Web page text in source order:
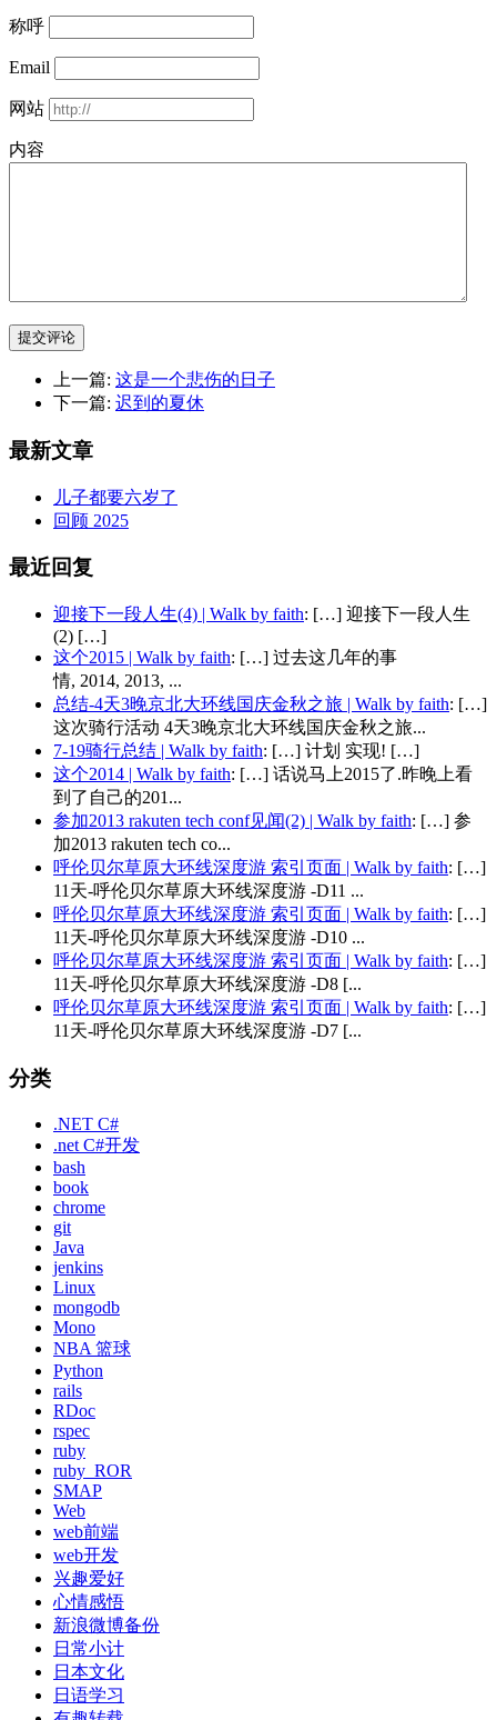
称呼
Email
网站
内容
提交评论
上一篇: 这是一个悲伤的日子
下一篇: 迟到的夏休
最新文章
儿子都要六岁了
回顾 2025
最近回复
迎接下一段人生(4) | Walk by faith: […] 迎接下一段人生
(2) […]
这个2015 | Walk by faith: […] 过去这几年的事
情, 2014, 2013, ...
总结-4天3晚京北大环线国庆金秋之旅 | Walk by faith: […]
这次骑行活动 4天3晚京北大环线国庆金秋之旅...
7-19骑行总结 | Walk by faith: […] 计划 实现! […]
这个2014 | Walk by faith: […] 话说马上2015了.昨晚上看
到了自己的201...
参加2013 rakuten tech conf见闻(2) | Walk by faith: […] 参
加2013 rakuten tech co...
呼伦贝尔草原大环线深度游 索引页面 | Walk by faith: […]
11天-呼伦贝尔草原大环线深度游 -D11 ...
呼伦贝尔草原大环线深度游 索引页面 | Walk by faith: […]
11天-呼伦贝尔草原大环线深度游 -D10 ...
呼伦贝尔草原大环线深度游 索引页面 | Walk by faith: […]
11天-呼伦贝尔草原大环线深度游 -D8 [...
呼伦贝尔草原大环线深度游 索引页面 | Walk by faith: […]
11天-呼伦贝尔草原大环线深度游 -D7 [...
分类
.NET C#
.net C#开发
bash
book
chrome
git
Java
jenkins
Linux
mongodb
Mono
NBA 篮球
Python
rails
RDoc
rspec
ruby
ruby_ROR
SMAP
Web
web前端
web开发
兴趣爱好
心情感悟
新浪微博备份
日常小计
日本文化
日语学习